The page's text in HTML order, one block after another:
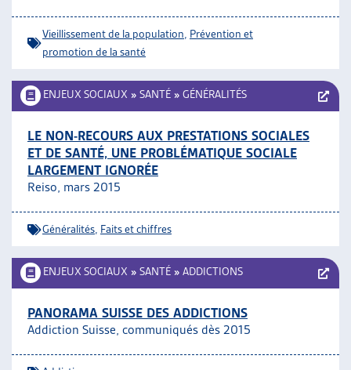
Vieillissement de la population Prévention et
promotion de la santé
ENJEUX SOCIAUX » SANTÉ » GÉNÉRALITÉS
LE NON-RECOURS AUX PRESTATIONS SOCIALES
ET DE SANTÉ, UNE PROBLÉMATIQUE SOCIALE
LARGEMENT IGNORÉE
Reiso, mars 2015
Généralités Faits et chiffres
ENJEUX SOCIAUX » SANTÉ » ADDICTIONS
PANORAMA SUISSE DES ADDICTIONS
Addiction Suisse, communiqués dès 2015